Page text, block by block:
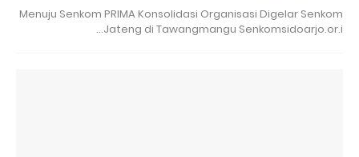
Menuju Senkom PRIMA Konsolidasi Organisasi Digelar Senkom
Jateng di Tawangmangu Senkomsidoarjo.or.i…